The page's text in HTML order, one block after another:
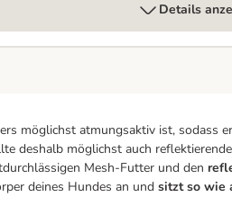
Details
möglichst atmungsaktiv ist, sodass
deshalb möglichst auch
Mesh-Futter und den
deines Hundes an und sitzt so wie